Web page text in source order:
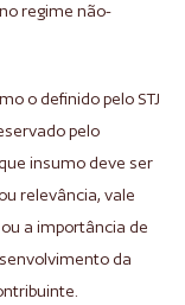
regime não-
o definido pelo STJ
pelo
insumo deve ser
relevância, vale
a importância de
da